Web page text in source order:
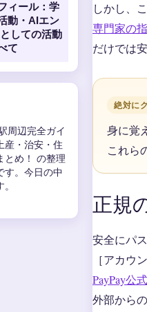
しかし、
専門家の
だけでは
絶対に
身に覚
これら
正規
安全にパ
［アカウ
PayPay公
外部から
ィール：学
動・AIエン
しての活動
て
・学歴・代表
が、この解説
きます。